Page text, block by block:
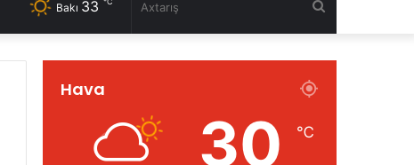
Bakı 33
Hava
30 ℃